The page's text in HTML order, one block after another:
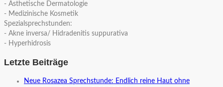
- Ästhetische Dermatologie
- Medizinische Kosmetik
Spezialsprechstunden:
- Akne inversa/ Hidradenitis suppurativa
- Hyperhidrosis
Letzte Beiträge
Neue Rosazea Sprechstunde: Endlich reine Haut ohne